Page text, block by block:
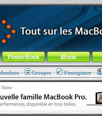
-Aller au menu de la rubrique
PowerBook iBook
Groupes S'enregistrer